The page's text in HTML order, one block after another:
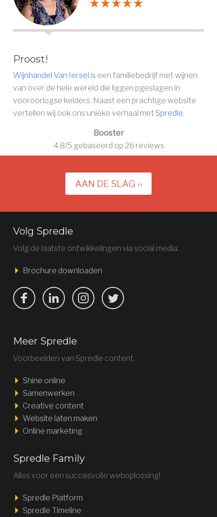
Proost!
Wijnhandel Van Iersel is een familiebedrijf met wijnen
van over de hele wereld die liggen pgeslagen in
vooroorlogse kelders. Naast een prachtige website
vertellen wij ook ons unieke verhaal met Spredle.
Booster
4,8/5 gebaseerd op 26 reviews
AAN DE SLAG ››
Volg Spredle
Volg de laatste ontwikkelingen via social media.
Brochure downloaden
Bekijk ons op FacebookBekijk ons op LinkedInBekijk ons op LinkedInBekijk ons op Twitter
Meer Spredle
Voorbeelden van Spredle content.
Shine online
Samenwerken
Creative content
Website laten maken
Online marketing
Spredle Family
Alles voor een succesvolle weboplossing!
Spredle Platform
Spredle Timeline